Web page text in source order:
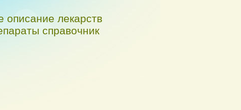
описание лекарств
справочник